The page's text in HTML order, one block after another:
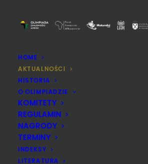
HOME
AKTUALNOŚCI
HISTORIA
O OLIMPIADZIE
KOMITETY
REGULAMIN
NAGRODY
TERMINY
INDEKSY
LITERATURA